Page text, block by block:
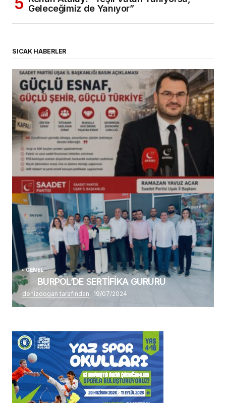
Geleceğimiz de Yanıyor”
SICAK HABERLER
(başlıksız)
Alaattin Karahan tarafından 14/07/2026
GENEL
BURPOL’DE SERTİFİKA GURURU
denizdogan tarafından 19/07/2024